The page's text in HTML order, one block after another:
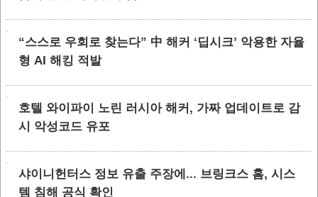
“스스로 우회로 찾는다” 中 해커 ‘딥시크’ 악용한 자율
형 AI 해킹 적발
호텔 와이파이 노린 러시아 해커, 가짜 업데이트로 감
시 악성코드 유포
샤이니헌터스 정보 유출 주장에... 브링크스 홈, 시스
템 침해 공식 확인